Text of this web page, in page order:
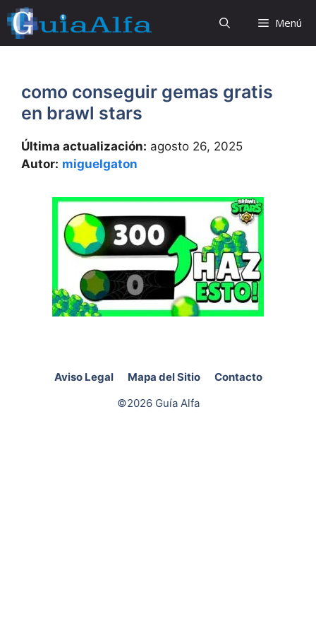
Saltar
al
contenido
Menú
como conseguir gemas gratis
en brawl stars
Última actualización: agosto 26, 2025
Autor: miguelgaton
Aviso Legal Mapa del Sitio
Contacto
©2026 Guía Alfa